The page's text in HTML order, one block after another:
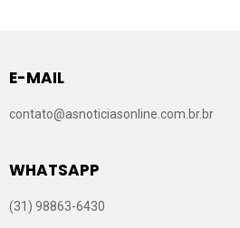
E-MAIL
contato@asnoticiasonline.com.br.br
WHATSAPP
(31) 98863-6430